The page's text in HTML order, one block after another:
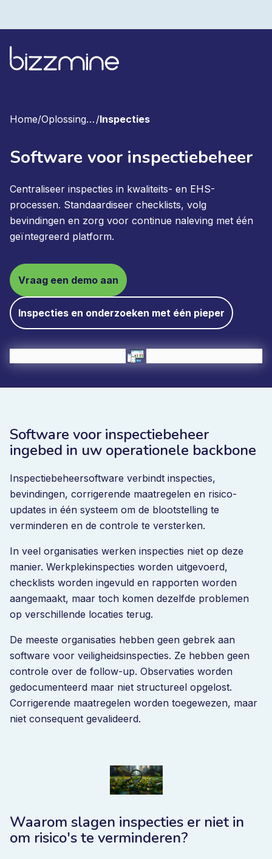
Home/ Oplossingen /Inspecties
Software voor inspectiebeheer
Centraliseer inspecties in kwaliteits- en EHS-
processen. Standaardiseer checklists, volg
bevindingen en zorg voor continue naleving met één
geïntegreerd platform.
Vraag een demo aan
Inspecties en onderzoeken met één pieper
Software voor inspectiebeheer
ingebed in uw operationele backbone
Inspectiebeheersoftware verbindt inspecties,
bevindingen, corrigerende maatregelen en risico-
updates in één systeem om de blootstelling te
verminderen en de controle te versterken.
In veel organisaties werken inspecties niet op deze
manier. Werkplekinspecties worden uitgevoerd,
checklists worden ingevuld en rapporten worden
aangemaakt, maar toch komen dezelfde problemen
op verschillende locaties terug.
De meeste organisaties hebben geen gebrek aan
software voor veiligheidsinspecties. Ze hebben geen
controle over de follow-up. Observaties worden
gedocumenteerd maar niet structureel opgelost.
Corrigerende maatregelen worden toegewezen, maar
niet consequent gevalideerd.
Waarom slagen inspecties er niet in
om risico's te verminderen?